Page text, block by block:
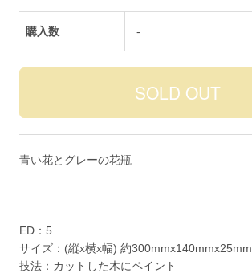
購入数 -
青い花とグレーの花瓶
ED：5
サイズ：(縦x横x幅) 約300mmx140mmx25mm
技法：カットした木にペイント